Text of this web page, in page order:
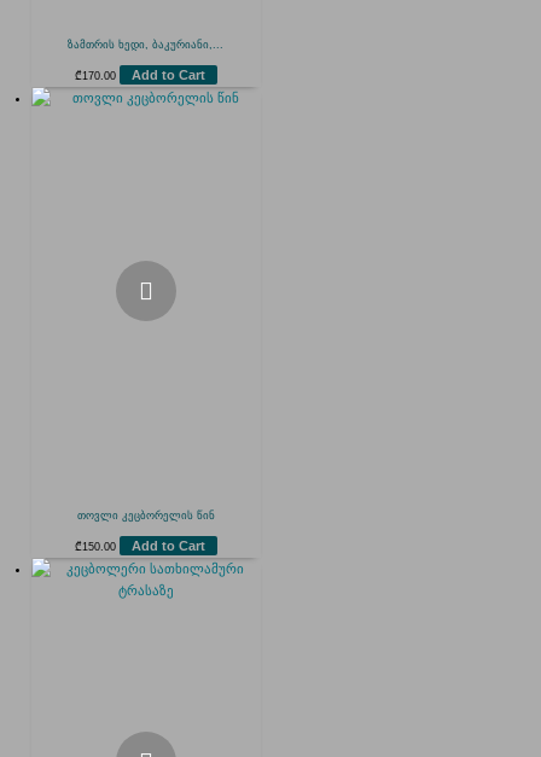
ზამთრის ხედი, ბაკურიანი,...
₾170.00 Add to Cart
თოვლი კეცბორელის წინ
₾150.00 Add to Cart